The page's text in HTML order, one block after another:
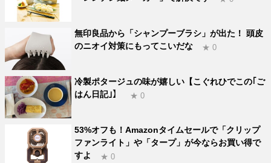
無印良品から「シャンプーブラシ」が出た！ 頭皮
のニオイ対策にもってこいだな
★ 0
冷製ポタージュの味が嬉しい【こぐれひでこの｢ご
はん日記｣】
★ 0
53%オフも！Amazonタイムセールで「クリップ
ファンライト」や「タープ」が今ならお買い得で
すよ
★ 0